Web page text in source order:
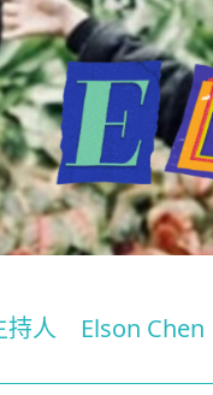
持人 Elson Chen